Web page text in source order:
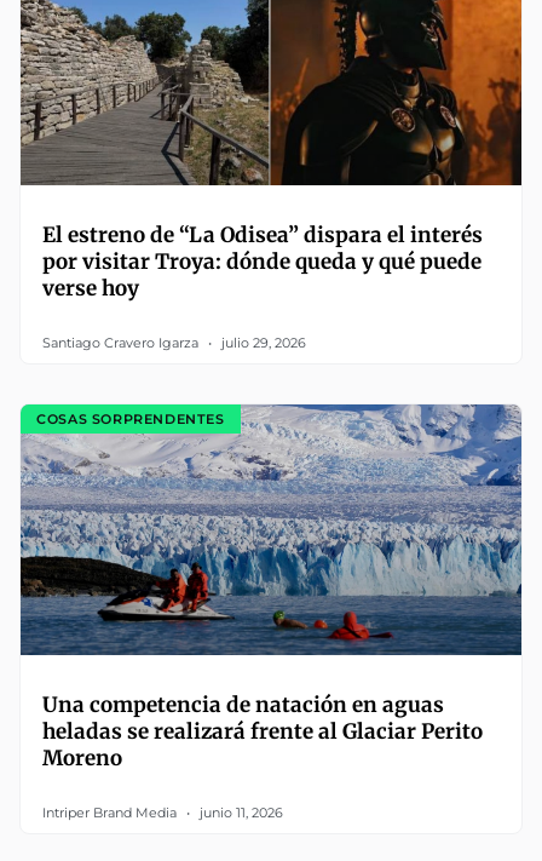
El estreno de “La Odisea” dispara el interés
por visitar Troya: dónde queda y qué puede
verse hoy
Santiago Cravero Igarza julio 29, 2026
COSAS SORPRENDENTES
Una competencia de natación en aguas
heladas se realizará frente al Glaciar Perito
Moreno
Intriper Brand Media junio 11, 2026